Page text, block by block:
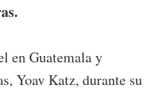
en Guatemala y
Yoav Katz, durante su